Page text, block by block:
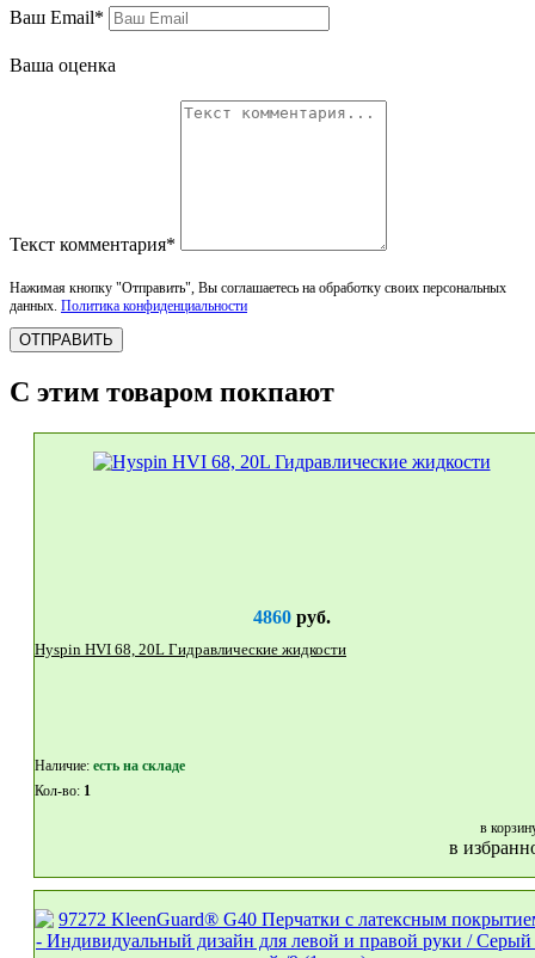
Ваш Email*
Ваша оценка
Текст комментария*
Нажимая кнопку "Отправить", Вы соглашаетесь на обработку своих персональных
данных. Политика конфиденциальности
ОТПРАВИТЬ
С этим товаром покпают
4860руб.
Hyspin HVI 68, 20L Гидравлические жидкости
Наличие: eсть на складе
Кол-во: 1
в
в